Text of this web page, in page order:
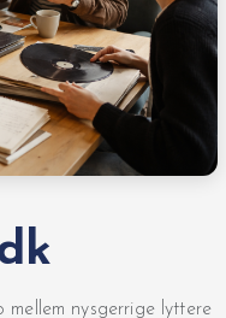
mellem nysgerrige lyttere